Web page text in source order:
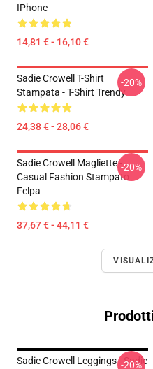
IPhone
14,81 € - 16,10 €
Sadie Crowell T-Shirt
Stampata - T-Shirt Trendy
24,38 € - 28,06 €
-20%
Sadie Crowell Magliette -
Casual Fashion Stampato
Felpa
37,67 € - 44,11 €
-20%
Sadie Crowell Leggings - Sadie
-20%